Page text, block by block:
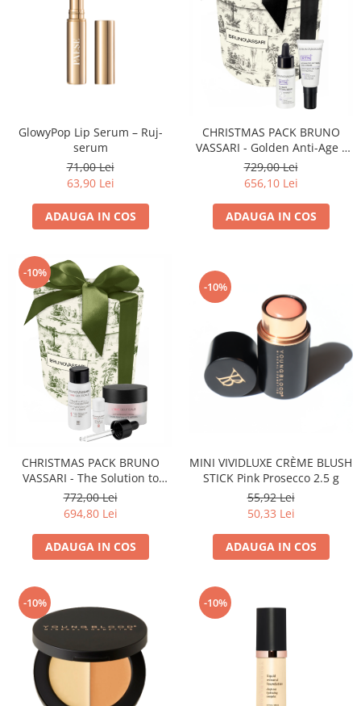
GlowyPop Lip Serum – Ruj-
serum
71,00 Lei
63,90 Lei
ADAUGA IN COS
CHRISTMAS PACK BRUNO
VASSARI - Golden Anti-Age -
RTN
729,00 Lei
656,10 Lei
ADAUGA IN COS
-10%
CHRISTMAS PACK BRUNO
VASSARI - The Solution to
Sagging - BIO CEUTICALS
772,00 Lei
694,80 Lei
ADAUGA IN COS
-10%
MINI VIVIDLUXE CRÈME BLUSH
STICK Pink Prosecco 2.5 g
55,92 Lei
50,33 Lei
ADAUGA IN COS
-10% -10%